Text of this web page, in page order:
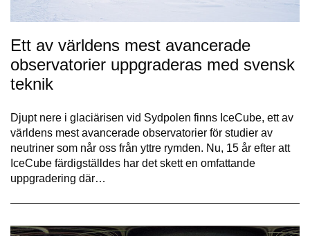
Ett av världens mest avancerade
observatorier uppgraderas med svensk
teknik
Djupt nere i glaciärisen vid Sydpolen finns IceCube, ett av
världens mest avancerade observatorier för studier av
neutriner som når oss från yttre rymden. Nu, 15 år efter att
IceCube färdigställdes har det skett en omfattande
uppgradering där…